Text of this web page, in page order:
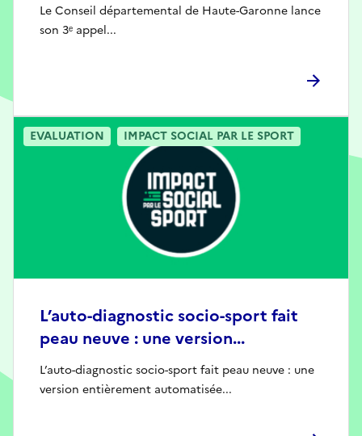
Le Conseil départemental de Haute-Garonne lance
son 3ᵉ appel...
L’auto-diagnostic socio-sport fait
peau neuve : une version...
L’auto-diagnostic socio-sport fait peau neuve : une
version entièrement automatisée...
EVALUATION IMPACT SOCIAL PAR LE SPORT